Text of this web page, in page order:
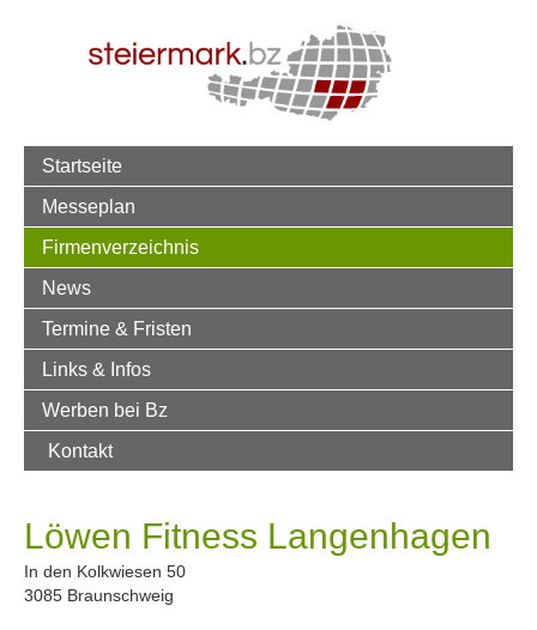
Startseite
Messeplan
Firmenverzeichnis
News
Termine & Fristen
Links & Infos
Werben bei Bz
Kontakt
Löwen Fitness Langenhagen
In den Kolkwiesen 50
3085 Braunschweig